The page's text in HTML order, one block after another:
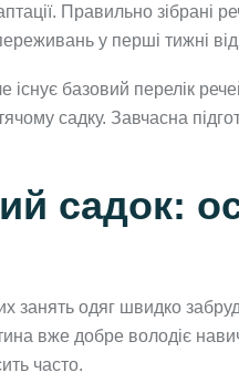
Правильно зібрані
у перші тижні
базовий перелік
садку. Завчасна
садок:
занять одяг швидко
вже добре володіє
часто.